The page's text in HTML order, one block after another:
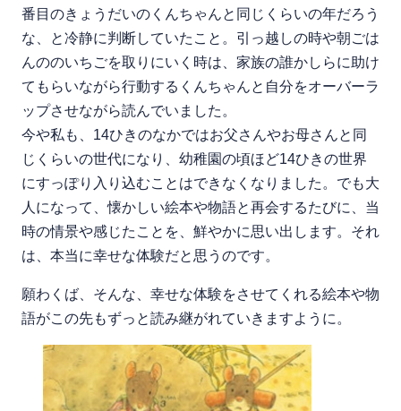
番目のきょうだいのくんちゃんと同じくらいの年だろう
な、と冷静に判断していたこと。引っ越しの時や朝ごは
んののいちごを取りにいく時は、家族の誰かしらに助け
てもらいながら行動するくんちゃんと自分をオーバーラ
ップさせながら読んでいました。
今や私も、14ひきのなかではお父さんやお母さんと同
じくらいの世代になり、幼稚園の頃ほど14ひきの世界
にすっぽり入り込むことはできなくなりました。でも大
人になって、懐かしい絵本や物語と再会するたびに、当
時の情景や感じたことを、鮮やかに思い出します。それ
は、本当に幸せな体験だと思うのです。
願わくば、そんな、幸せな体験をさせてくれる絵本や物
語がこの先もずっと読み継がれていきますように。